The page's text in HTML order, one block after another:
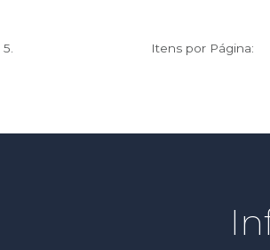
5. Itens por Página: